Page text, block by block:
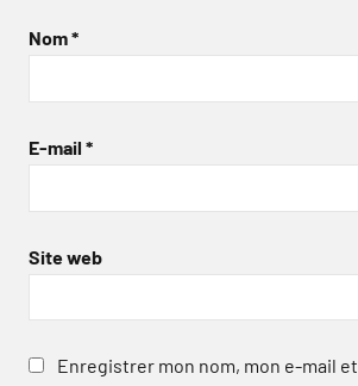
Nom*
E-mail *
Site web
Enregistrer mon nom, mon e-mail